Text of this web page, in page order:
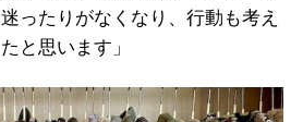
ったりがなくなり、行動も考え
と思います」